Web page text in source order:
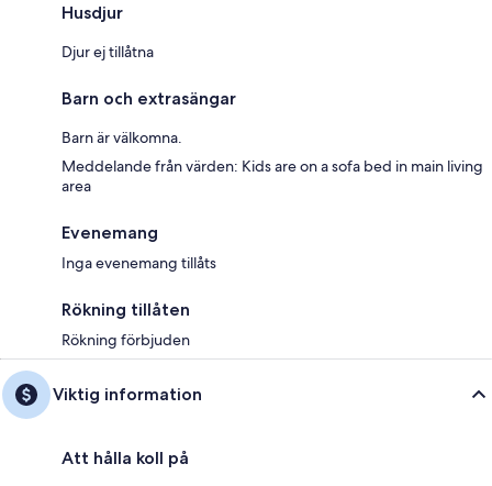
Husdjur
Djur ej tillåtna
Barn och extrasängar
Barn är välkomna.
Meddelande från värden: Kids are on a sofa bed in main living
area
Evenemang
Inga evenemang tillåts
Rökning tillåten
Rökning förbjuden
Viktig information
Att hålla koll på